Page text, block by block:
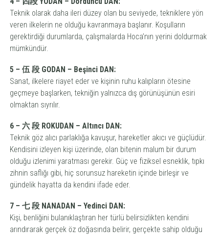
Teknik olarak daha ileri düzey olan bu seviyede, tekniklere yön
veren ilkelerin ne olduğu kavranmaya başlanır. Koşulların
gerektirdiği durumlarda, çalışmalarda Hoca’nın yerini doldurmak
mümkündür.
5 – 伍 段 GODAN – Beşinci DAN:
Sanat, ilkelere riayet eder ve kişinin ruhu kalıpların ötesine
geçmeye başlarken, tekniğin yalnızca dış görünüşünün esiri
olmaktan sıyrılır.
6 – 六 段 ROKUDAN – Altıncı DAN:
Teknik göz alıcı parlaklığa kavuşur, hareketler akıcı ve güçlüdür.
Kendisini izleyen kişi üzerinde, olan bitenin malum bir durum
olduğu izlenimi yaratması gerekir. Güç ve fiziksel esneklik, tıpkı
zihnin saflığı gibi, hiç sorunsuz hareketin içinde birleşir ve
gündelik hayatta da kendini ifade eder.
7 – 七 段 NANADAN – Yedinci DAN:
Kişi, benliğini bulanıklaştıran her türlü belirsizlikten kendini
arındırarak gerçek öz doğasında belirir, gerçekte sahip olduğu